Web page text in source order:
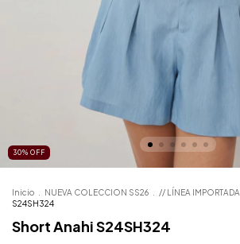
30% OFF
Inicio NUEVA COLECCION SS26 // LÍNEA
S24SH324
Short Anahi S24SH324